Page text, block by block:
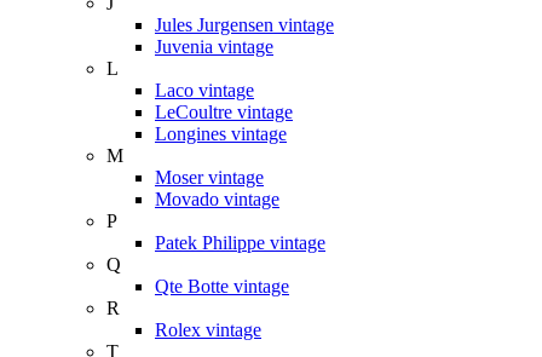
Jules Jurgensen vintage
Juvenia vintage
L
Laco vintage
LeCoultre vintage
Longines vintage
M
Moser vintage
Movado vintage
P
Patek Philippe vintage
Q
Qte Botte vintage
R
Rolex vintage
T